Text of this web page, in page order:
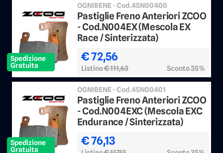
Spedizione
Gratuita
OGNIBENE - Cod.45N00400
Pastiglie Freno Anteriori ZCOO
- Cod.N004EX (Mescola EX
Race / Sinterizzata)
€ 72,56
Listino€ 111,63 Sconto 35%
Spedizione
Gratuita
OGNIBENE - Cod.45N00401
Pastiglie Freno Anteriori ZCOO
- Cod.N004EXC (Mescola EXC
Endurance / Sinterizzata)
€ 76,13